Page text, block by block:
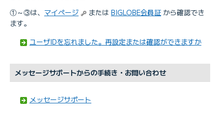
①～③は、 マイページ または BIGLOBE会員証 から確認でき
ます。
ユーザIDを忘れました。再設定または確認ができますか
メッセージサポートからの手続き・お問い合わせ
メッセージサポート